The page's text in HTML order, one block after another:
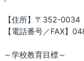
【住所】〒352-
【電話番号／FAX】
～学校教育目標～